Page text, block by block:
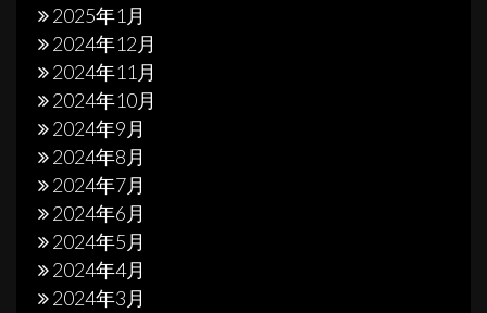
2025年1月
2024年12月
2024年11月
2024年10月
2024年9月
2024年8月
2024年7月
2024年6月
2024年5月
2024年4月
2024年3月